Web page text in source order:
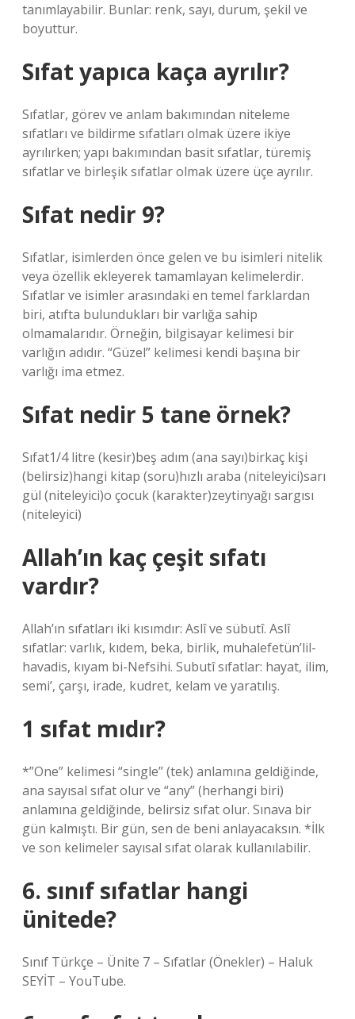
tanımlayabilir. Bunlar: renk, sayı, durum, şekil ve
boyuttur.
Sıfat yapıca kaça ayrılır?
Sıfatlar, görev ve anlam bakımından niteleme
sıfatları ve bildirme sıfatları olmak üzere ikiye
ayrılırken; yapı bakımından basit sıfatlar, türemiş
sıfatlar ve birleşik sıfatlar olmak üzere üçe ayrılır.
Sıfat nedir 9?
Sıfatlar, isimlerden önce gelen ve bu isimleri nitelik
veya özellik ekleyerek tamamlayan kelimelerdir.
Sıfatlar ve isimler arasındaki en temel farklardan
biri, atıfta bulundukları bir varlığa sahip
olmamalarıdır. Örneğin, bilgisayar kelimesi bir
varlığın adıdır. “Güzel” kelimesi kendi başına bir
varlığı ima etmez.
Sıfat nedir 5 tane örnek?
Sıfat1/4 litre (kesir)beş adım (ana sayı)birkaç kişi
(belirsiz)hangi kitap (soru)hızlı araba (niteleyici)sarı
gül (niteleyici)o çocuk (karakter)zeytinyağı sargısı
(niteleyici)
Allah’ın kaç çeşit sıfatı
vardır?
Allah’ın sıfatları iki kısımdır: Aslî ve sübutî. Aslî
sıfatlar: varlık, kıdem, beka, birlik, muhalefetün’lil-
havadis, kıyam bi-Nefsihi. Subutî sıfatlar: hayat, ilim,
semi’, çarşı, irade, kudret, kelam ve yaratılış.
1 sıfat mıdır?
*”One” kelimesi “single” (tek) anlamına geldiğinde,
ana sayısal sıfat olur ve “any” (herhangi biri)
anlamına geldiğinde, belirsiz sıfat olur. Sınava bir
gün kalmıştı. Bir gün, sen de beni anlayacaksın. *İlk
ve son kelimeler sayısal sıfat olarak kullanılabilir.
6. sınıf sıfatlar hangi
ünitede?
Sınıf Türkçe – Ünite 7 – Sıfatlar (Önekler) – Haluk
SEYİT – YouTube.